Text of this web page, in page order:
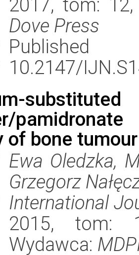
2017, tom:
Dove Press
Published
10.2147/
substituted
of bone tumour
Ewa Oledzka,
Grzegorz
International
2015, tom:
Wydawca: